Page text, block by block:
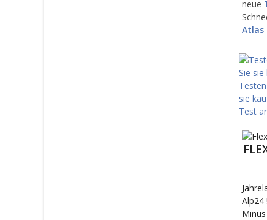
neue
Atlas
sie
Test
Alp24 !